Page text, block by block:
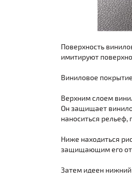
Поверхность
имитируют
Виниловое
Верхним слоем
Он защищает
наноситься
Ниже находиться
защищающим его от
Затем идеен нижний